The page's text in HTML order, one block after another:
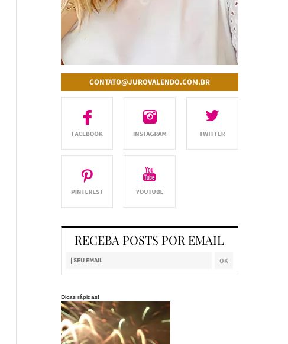
CONTATO@JUROVALENDO.COM.BR
RECEBA POSTS POR EMAIL
Dicas rápidas!